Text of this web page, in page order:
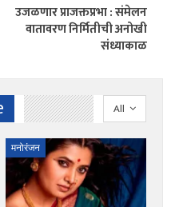
उजळणार प्राजक्तप्रभा : संमेलन
वातावरण निर्मितीची अनोखी
संध्याकाळ
All
मनोरंजन